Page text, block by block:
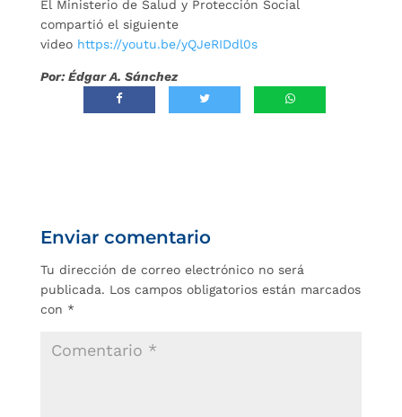
El Ministerio de Salud y Protección Social
compartió el siguiente
video https://youtu.be/yQJeRIDdl0s
Por: Édgar A. Sánchez
Enviar comentario
Tu dirección de correo electrónico no será
publicada. Los campos obligatorios están marcados
con *